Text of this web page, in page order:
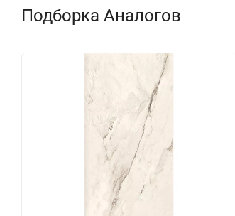
Подборка Аналогов